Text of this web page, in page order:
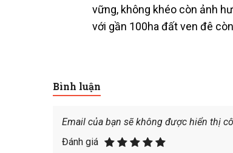
vững, không khéo còn ảnh
với gần 100ha đất ven đê
Bình luận
Email của bạn sẽ không được hiển thị
Đánh giá